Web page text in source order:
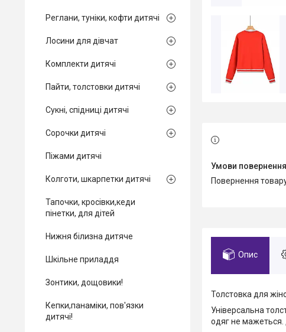
повернення
Опис
Толстовка для
Універсальна
одяг не мажеться.
Реглани, туніки, кофти дитячі
Лосини для дівчат
Комплекти дитячі
Пайти, толстовки дитячі
Сукні, спідниці дитячі
Сорочки дитячі
Піжами дитячі
Колготи, шкарпетки дитячі
Тапочки, кросівки,кеди
пінетки, для дітей
Нижня білизна дитяче
Шкільне приладдя
Зонтики, дощовики!
Кепки,панаміки, пов'язки
дитячі!